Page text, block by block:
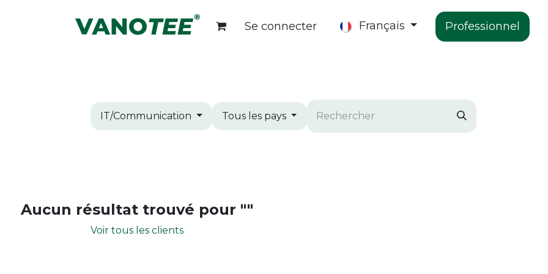
Se connecter Français Professionnel
IT/Communication Tous les pays
Aucun résultat trouvé pour ""
Voir tous les clients